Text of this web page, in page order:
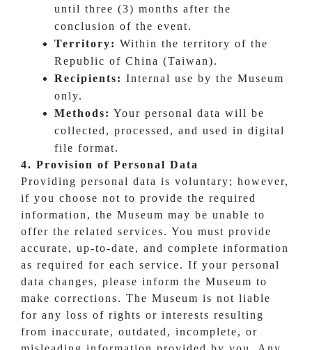
until three (3) months after the
conclusion of the event.
Territory: Within the territory of the
Republic of China (Taiwan).
Recipients: Internal use by the Museum
only.
Methods: Your personal data will be
collected, processed, and used in digital
file format.
4. Provision of Personal Data
Providing personal data is voluntary; however,
if you choose not to provide the required
information, the Museum may be unable to
offer the related services. You must provide
accurate, up-to-date, and complete information
as required for each service. If your personal
data changes, please inform the Museum to
make corrections. The Museum is not liable
for any loss of rights or interests resulting
from inaccurate, outdated, incomplete, or